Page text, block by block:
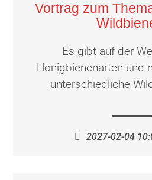
Vortrag zum
Es gibt auf der
Honigbienenarten und
unterschiedliche
2027-02-04